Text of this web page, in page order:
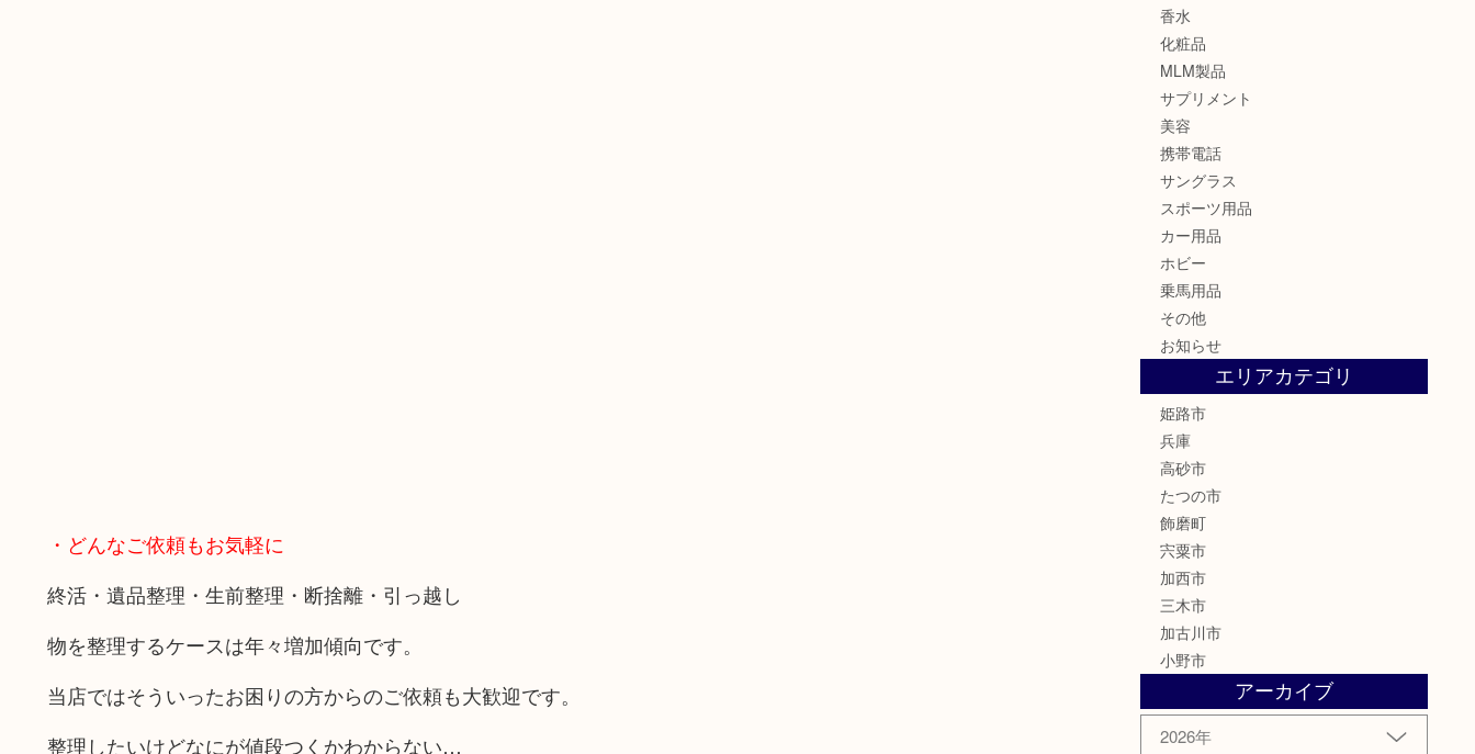
・どんなご依頼もお気軽に
終活・遺品整理・生前整理・断捨離・引っ越し
物を整理するケースは年々増加傾向です。
当店ではそういったお困りの方からのご依頼も大歓迎です。
整理したいけどなにが値段つくかわからない…
香水
化粧品
MLM製品
サプリメント
美容
携帯電話
サングラス
スポーツ用品
カー用品
ホビー
乗馬用品
その他
お知らせ
エリアカテゴリ
姫路市
兵庫
高砂市
たつの市
飾磨町
宍粟市
加西市
三木市
加古川市
小野市
アーカイブ
2026年